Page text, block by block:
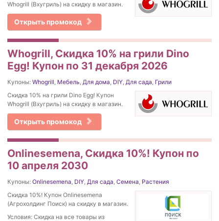
Whogrill (Вхугриль) на скидку в магазин.
Открыть промокод
Whogrill, Скидка 10% на грили Dino
Egg! Купон по 31 декабря 2026
Купоны: Whogrill, Мебель, Для дома, DIY, Для сада, Грили
Скидка 10% на грили Dino Egg! Купон
Whogrill (Вхугриль) на скидку в магазин.
Открыть промокод
Onlinesemena, Скидка 10%! Купон по
10 апреля 2030
Купоны: Onlinesemena, DIY, Для сада, Семена, Растения
Скидка 10%! Купон Onlinesemena
(Агрохолдинг Поиск) на скидку в магазин.
Условия: Скидка на все товары из